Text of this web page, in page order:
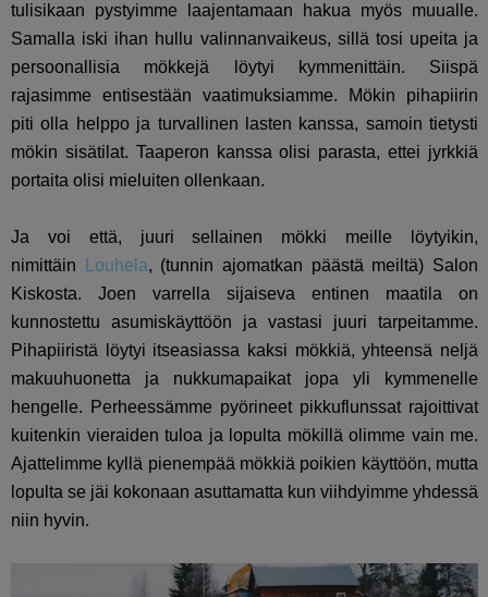
tulisikaan pystyimme laajentamaan hakua myös muualle.
Samalla iski ihan hullu valinnanvaikeus, sillä tosi upeita ja
persoonallisia mökkejä löytyi kymmenittäin. Siispä
rajasimme entisestään vaatimuksiamme. Mökin pihapiirin
piti olla helppo ja turvallinen lasten kanssa, samoin tietysti
mökin sisätilat. Taaperon kanssa olisi parasta, ettei jyrkkiä
portaita olisi mieluiten ollenkaan.
Ja voi että, juuri sellainen mökki meille löytyikin,
nimittäin
Louhela, (tunnin ajomatkan päästä meiltä) Salon
Kiskosta. Joen varrella sijaiseva entinen maatila on
kunnostettu asumiskäyttöön ja vastasi juuri tarpeitamme.
Pihapiiristä löytyi itseasiassa kaksi mökkiä, yhteensä neljä
makuuhuonetta ja nukkumapaikat jopa yli kymmenelle
hengelle. Perheessämme pyörineet pikkuflunssat rajoittivat
kuitenkin vieraiden tuloa ja lopulta mökillä olimme vain me.
Ajattelimme kyllä pienempää mökkiä poikien käyttöön, mutta
lopulta se jäi kokonaan asuttamatta kun viihdyimme yhdessä
niin hyvin.